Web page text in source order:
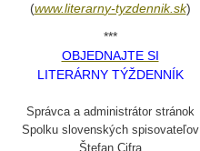
(www.literarny-tyzdennik.sk)
***
OBJEDNAJTE SI
LITERÁRNY TÝŽDENNÍK
Správca a administrátor stránok
Spolku slovenských spisovateľov
Štefan Cifra